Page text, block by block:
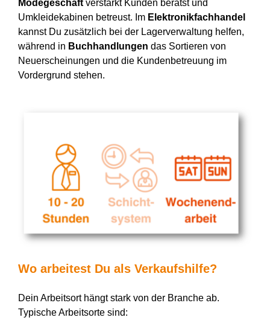
Modegeschäft verstärktKunden berätst und
Umkleidekabinen betreust. Im Elektronikfachhandel
kannst Du zusätzlich bei der Lagerverwaltung helfen,
während in Buchhandlungen das Sortieren von
Neuerscheinungen und die Kundenbetreuung im
Vordergrund stehen.
Wo arbeitest Du als Verkaufshilfe?
Dein Arbeitsort hängt stark von der Branche ab.
Typische Arbeitsorte sind: